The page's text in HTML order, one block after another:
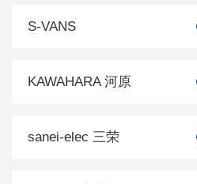
S-VANS
KAWAHARA 河原
sanei-elec 三荣